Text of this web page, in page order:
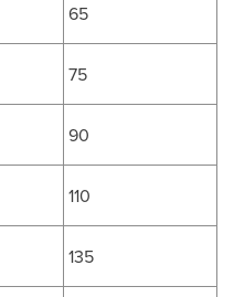
65
75
90
110
135